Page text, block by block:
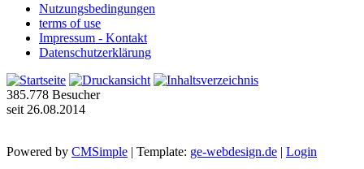
Nutzungsbedingungen
terms of use
Impressum - Kontakt
Datenschutzerklärung
385.778 Besucher
seit 26.08.2014
Powered by CMSimple | Template: ge-webdesign.de | Login